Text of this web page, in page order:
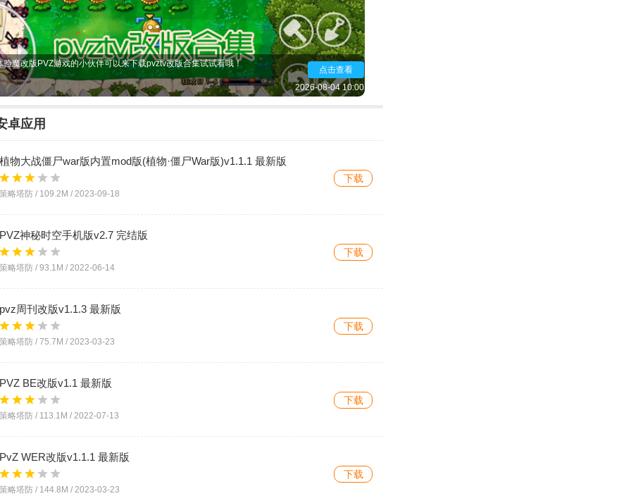
集顾名思义就是那些根据PVZ的TV版进行魔改的版本的合集。很多小伙伴
这个游戏IP还是非常火爆的，基本上各种平台上都可以玩到PVZ，无论是电
机端，甚至是TV端都可以玩PVZ游戏，不过也有很多游戏UP主为爱发电，
飞小编也是整合了诸多大佬制作的pvztv改版资源，做了一个pvztv改版合
点击查看
2026-08-04 10:00
卓应用
植物大战僵尸war版内置mod版(植物·僵尸War版)v1.1.1 最新版
策略塔防 / 109.2M / 2023-09-18
下载
PVZ神秘时空手机版v2.7 完结版
策略塔防 / 93.1M / 2022-06-14
下载
pvz周刊改版v1.1.3 最新版
策略塔防 / 75.7M / 2023-03-23
下载
PVZ BE改版v1.1 最新版
策略塔防 / 113.1M / 2022-07-13
下载
PvZ WER改版v1.1.1 最新版
策略塔防 / 144.8M / 2023-03-23
下载